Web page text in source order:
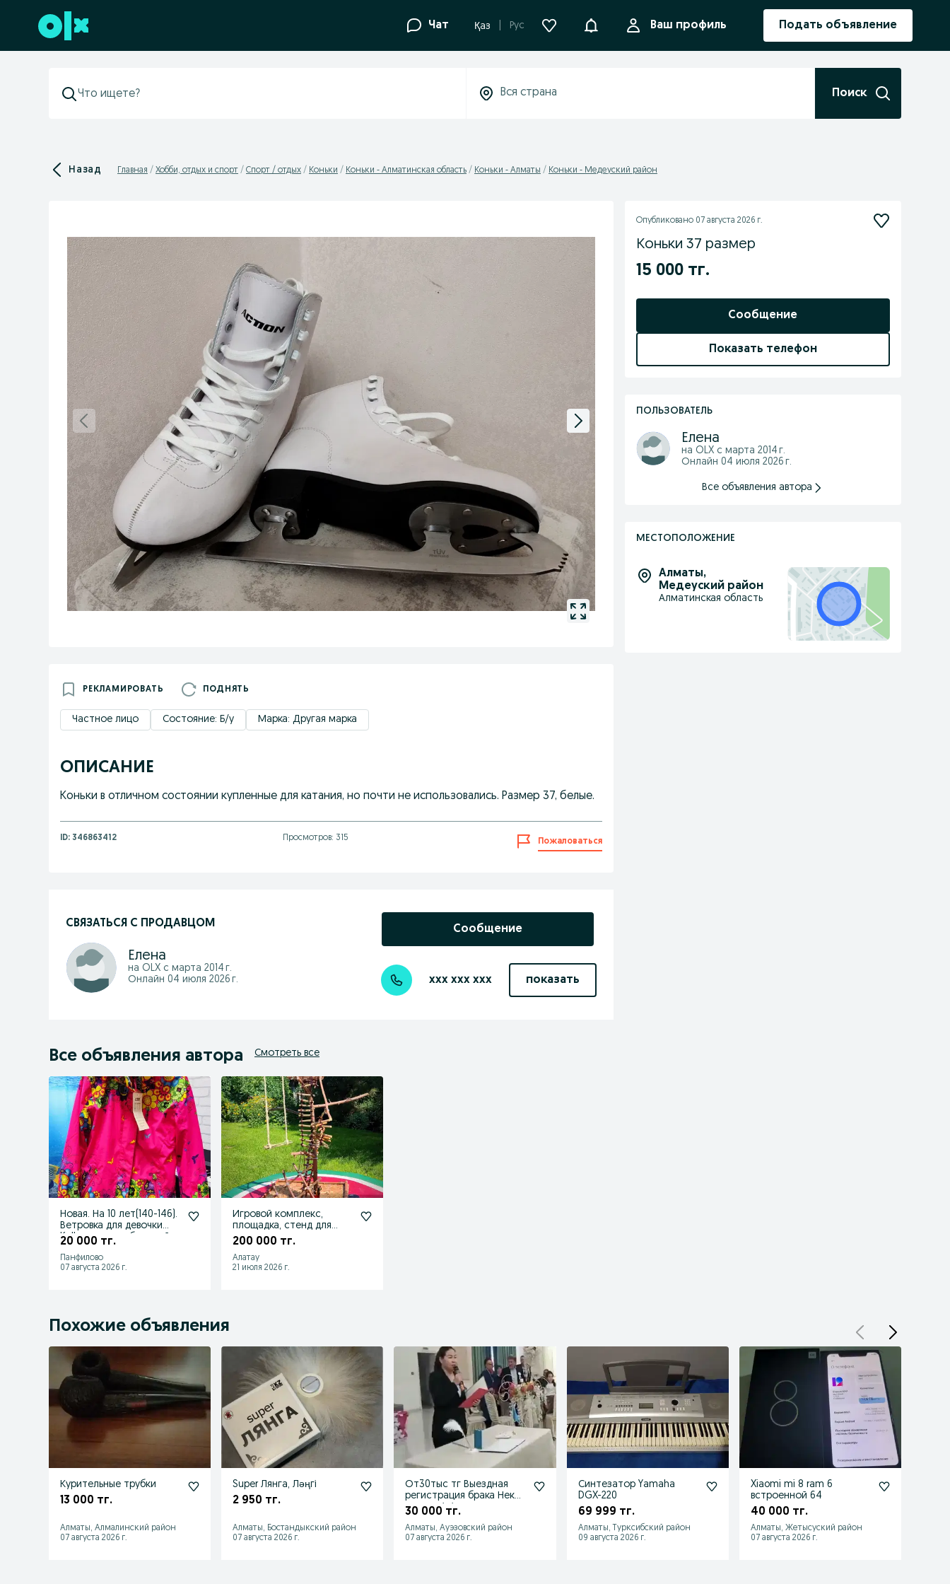
Перейти к нижнему колонтитулу Чат Қаз Рус УведомленияВаш профиль Подать объявление
Поиск
Назад Главная Хобби, отдых и спорт Спорт / отдых Коньки Коньки - Алматинская область Коньки - Алматы Коньки - Медеуский район
РЕКЛАМИРОВАТЬ ПОДНЯТЬ
Частное лицо Состояние: Б/у Марка: Другая марка
ОПИСАНИЕ
Коньки в отличном состоянии купленные для катания, но почти не использовались. Размер 37, белые.
ID: 346863412 Просмотров: 315 Пожаловаться
СВЯЗАТЬСЯ С ПРОДАВЦОМ
Елена
на OLX с марта 2014 г.
Онлайн 04 июля 2026 г.
Сообщение
xxx xxx xxx показать
Опубликовано 07 августа 2026 г.
Коньки 37 размер
15 000 тг.
Сообщение
Показать телефон
ПОЛЬЗОВАТЕЛЬ
Елена
на OLX с марта 2014 г.
Онлайн 04 июля 2026 г.
Все объявления автора
МЕСТОПОЛОЖЕНИЕ
Алматы,
Медеуский район
Алматинская область
Все объявления автора Смотреть все
Новая. На 10 лет(140-146).
Ветровка для девочки
Kalborn из мембранной
20 000 тг.
Панфилово
07 августа 2026 г.
Игровой комплекс,
площадка, стенд для
попугаев и других птиц
200 000 тг.
Алатау
21 июля 2026 г.
Похожие объявления
Курительные трубки
13 000 тг.
Алматы, Алмалинский район
07 августа 2026 г.
Super Лянга, Ләңгі
2 950 тг.
Алматы, Бостандыкский район
07 августа 2026 г.
От30тыс тг Выездная
регистрация брака Неке
қию рәсімі книги книги
30 000 тг.
Алматы, Ауэзовский район
07 августа 2026 г.
Синтезатор Yamaha
DGX-220
69 999 тг.
Алматы, Турксибский район
09 августа 2026 г.
Xiaomi mi 8 ram 6
встроенной 64
40 000 тг.
Алматы, Жетысуский район
07 августа 2026 г.